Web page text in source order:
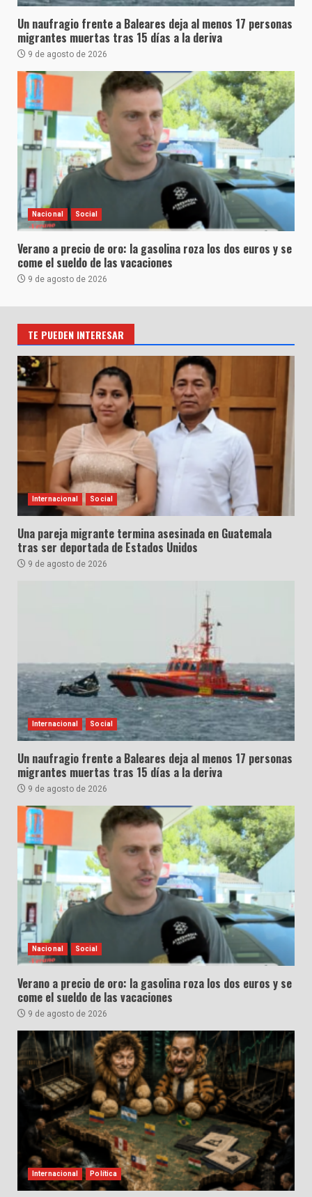
Un naufragio frente a Baleares deja al menos 17 personas
migrantes muertas tras 15 días a la deriva
9 de agosto de 2026
Nacional Social
Verano a precio de oro: la gasolina roza los dos euros y se
come el sueldo de las vacaciones
9 de agosto de 2026
TE PUEDEN INTERESAR
Internacional Social
Una pareja migrante termina asesinada en Guatemala
tras ser deportada de Estados Unidos
9 de agosto de 2026
Internacional Social
Un naufragio frente a Baleares deja al menos 17 personas
migrantes muertas tras 15 días a la deriva
9 de agosto de 2026
Nacional Social
Verano a precio de oro: la gasolina roza los dos euros y se
come el sueldo de las vacaciones
9 de agosto de 2026
Internacional Política